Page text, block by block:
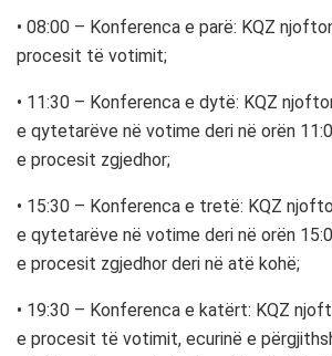
• 08:00 – Konferenca e parë: KQZ
procesit të votimit;
• 11:30 – Konferenca e dytë: KQZ
e qytetarëve në votime deri në orën
e procesit zgjedhor;
• 15:30 – Konferenca e tretë: KQZ
e qytetarëve në votime deri në orën
e procesit zgjedhor deri në atë kohë;
• 19:30 – Konferenca e katërt: KQZ
e procesit të votimit, ecurinë e